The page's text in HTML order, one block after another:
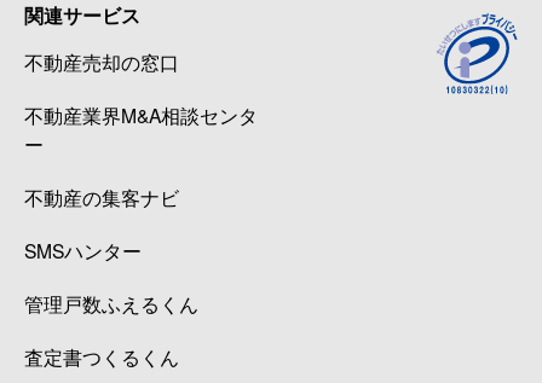
関連サービス
不動産売却の窓口
不動産業界M&A相談センタ
ー
不動産の集客ナビ
SMSハンター
管理戸数ふえるくん
査定書つくるくん